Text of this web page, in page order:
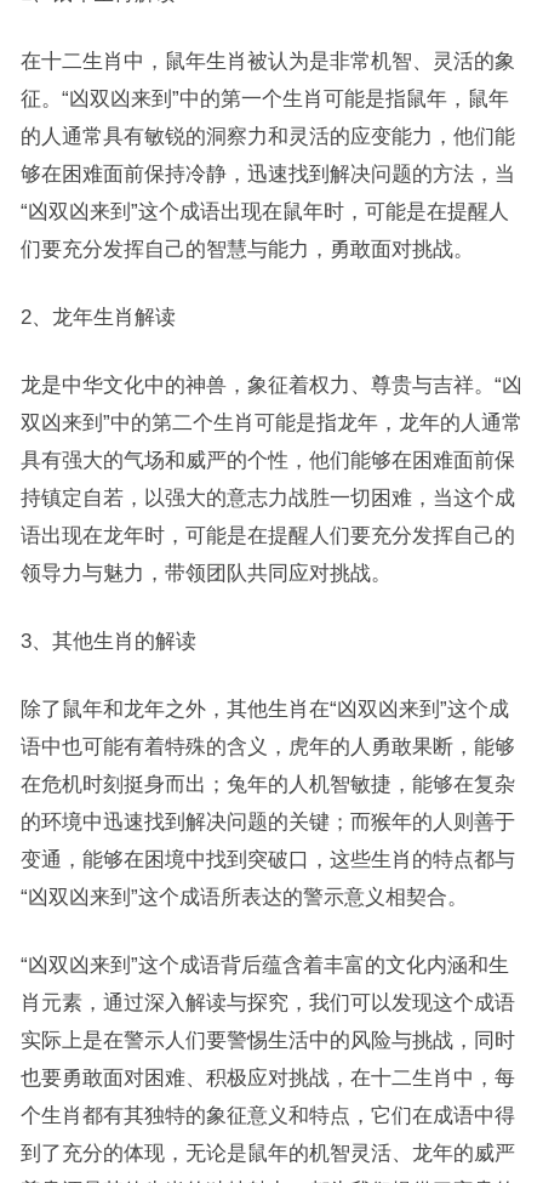
在十二生肖中，鼠年生肖被认为是非常机智、灵活的象
征。“凶双凶来到”中的第一个生肖可能是指鼠年，鼠年
的人通常具有敏锐的洞察力和灵活的应变能力，他们能
够在困难面前保持冷静，迅速找到解决问题的方法，当
“凶双凶来到”这个成语出现在鼠年时，可能是在提醒人
们要充分发挥自己的智慧与能力，勇敢面对挑战。
2、龙年生肖解读
龙是中华文化中的神兽，象征着权力、尊贵与吉祥。“凶
双凶来到”中的第二个生肖可能是指龙年，龙年的人通常
具有强大的气场和威严的个性，他们能够在困难面前保
持镇定自若，以强大的意志力战胜一切困难，当这个成
语出现在龙年时，可能是在提醒人们要充分发挥自己的
领导力与魅力，带领团队共同应对挑战。
3、其他生肖的解读
除了鼠年和龙年之外，其他生肖在“凶双凶来到”这个成
语中也可能有着特殊的含义，虎年的人勇敢果断，能够
在危机时刻挺身而出；兔年的人机智敏捷，能够在复杂
的环境中迅速找到解决问题的关键；而猴年的人则善于
变通，能够在困境中找到突破口，这些生肖的特点都与
“凶双凶来到”这个成语所表达的警示意义相契合。
“凶双凶来到”这个成语背后蕴含着丰富的文化内涵和生
肖元素，通过深入解读与探究，我们可以发现这个成语
实际上是在警示人们要警惕生活中的风险与挑战，同时
也要勇敢面对困难、积极应对挑战，在十二生肖中，每
个生肖都有其独特的象征意义和特点，它们在成语中得
到了充分的体现，无论是鼠年的机智灵活、龙年的威严